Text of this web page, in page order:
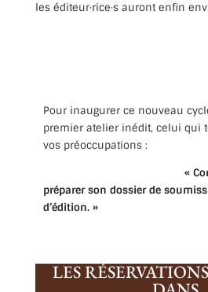
les éditeur·rice·s auront enfin
Pour inaugurer ce nouveau
premier atelier inédit, celui qui
vos préoccupations :
« Comment
préparer son dossier de
d’édition. »
LES